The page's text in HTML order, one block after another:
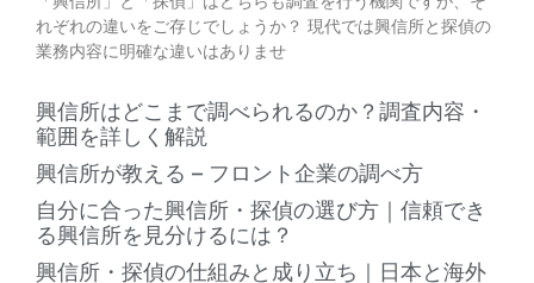
れぞれの違いをご存じでしょうか？ 現代では興信所と探偵の
業務内容に明確な違いはありませ
興信所はどこまで調べられるのか？調査内容・
範囲を詳しく解説
興信所が教える – フロント企業の調べ方
自分に合った興信所・探偵の選び方｜信頼でき
る興信所を見分けるには？
興信所・探偵の仕組みと成り立ち｜日本と海外